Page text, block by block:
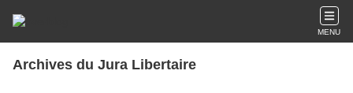
MENU
Archives du Jura Libertaire